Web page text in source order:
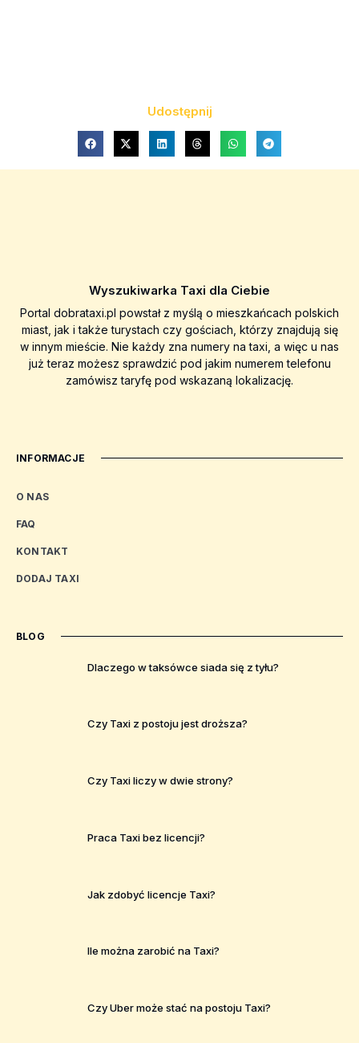
Udostępnij
Wyszukiwarka Taxi dla Ciebie
Portal dobrataxi.pl powstał z myślą o mieszkańcach polskich
miast, jak i także turystach czy gościach, którzy znajdują się
w innym mieście. Nie każdy zna numery na taxi, a więc u nas
już teraz możesz sprawdzić pod jakim numerem telefonu
zamówisz taryfę pod wskazaną lokalizację.
INFORMACJE
O NAS
FAQ
KONTAKT
DODAJ TAXI
BLOG
Dlaczego w taksówce siada się z tyłu?
Czy Taxi z postoju jest droższa?
Czy Taxi liczy w dwie strony?
Praca Taxi bez licencji?
Jak zdobyć licencje Taxi?
Ile można zarobić na Taxi?
Czy Uber może stać na postoju Taxi?